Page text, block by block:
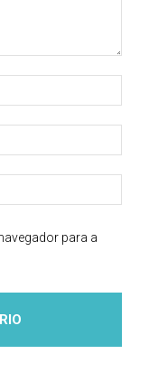
para a